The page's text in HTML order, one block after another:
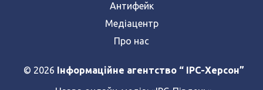
Антифейк
Медіацентр
Про нас
© 2026 Інформаційне агентство “ IPC-Херсон”